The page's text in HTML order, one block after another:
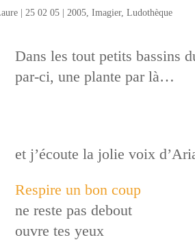
| 25 02 05 | 2005 ,Imagier,Ludothèque
Dans les tout petits bassins
par-ci, une plante par là…
et j’écoute la jolie voix
Respire un bon coup
ne reste pas debout
ouvre tes yeux